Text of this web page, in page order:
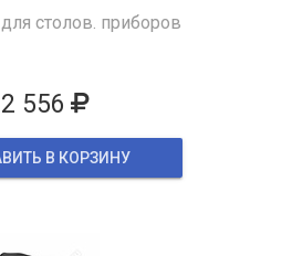
столов. приборов
2 556
В КОРЗИНУ